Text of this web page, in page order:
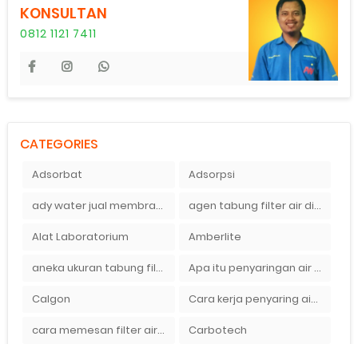
KONSULTAN
0812 1121 7411
CATEGORIES
Adsorbat Adsorpsi
ady water jual membran ro 2000 gpd harganya sangat murah agen tabung filter air di bandung
Alat Laboratorium Amberlite
aneka ukuran tabung filter air Apa itu penyaringan air secara umum
Calgon Cara kerja penyaring air Ady Water dengan tabung FRP berisikan lapisan media filter air
cara memesan filter air Ady Wate Carbotech